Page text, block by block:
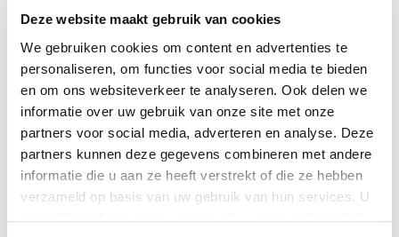
Deze website maakt gebruik van cookies
We gebruiken cookies om content en advertenties te
personaliseren, om functies voor social media te bieden
en om ons websiteverkeer te analyseren. Ook delen we
informatie over uw gebruik van onze site met onze
partners voor social media, adverteren en analyse. Deze
partners kunnen deze gegevens combineren met andere
informatie die u aan ze heeft verstrekt of die ze hebben
verzameld op basis van uw gebruik van hun services. U
Hoe bouw je aan impact-DNA in je
organisatie? En hoe verander je cultuur?
Walter Faaij helpt je met de blik van de
antropoloog naar je eigen organisatie te
kijken en nieuwe inzichten op te doen over
hoe je cultuur beïnvloedt en welke krachten
en rollen daarin spelen. Idealiter ga je de
sessie uit met een idee van wat je zelf gaat